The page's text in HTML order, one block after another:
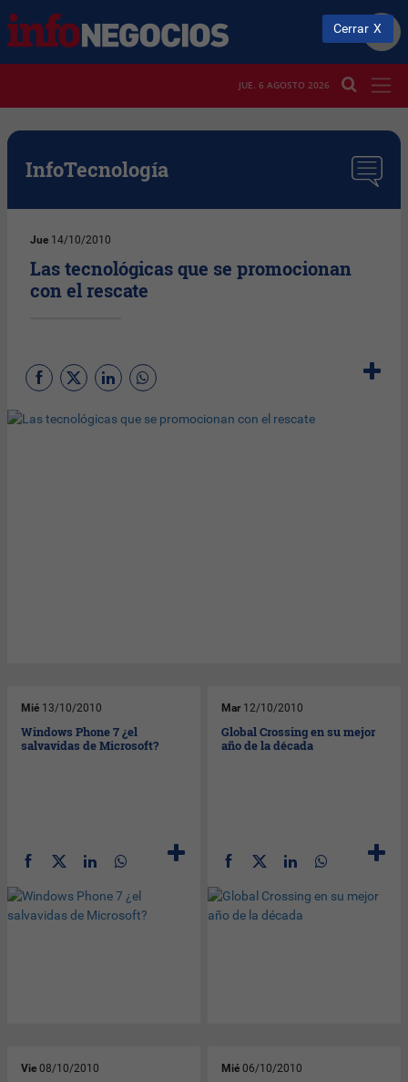
JUE. 6 AGOSTO 2026
InfoTecnología
Jue 14/10/2010
Las tecnológicas que se promocionan
con el rescate
Mié 13/10/2010
Windows Phone 7 ¿el
salvavidas de Microsoft?
Mar 12/10/2010
Global Crossing en su mejor
año de la década
Vie 08/10/2010 Mié 06/10/2010
Cerrar